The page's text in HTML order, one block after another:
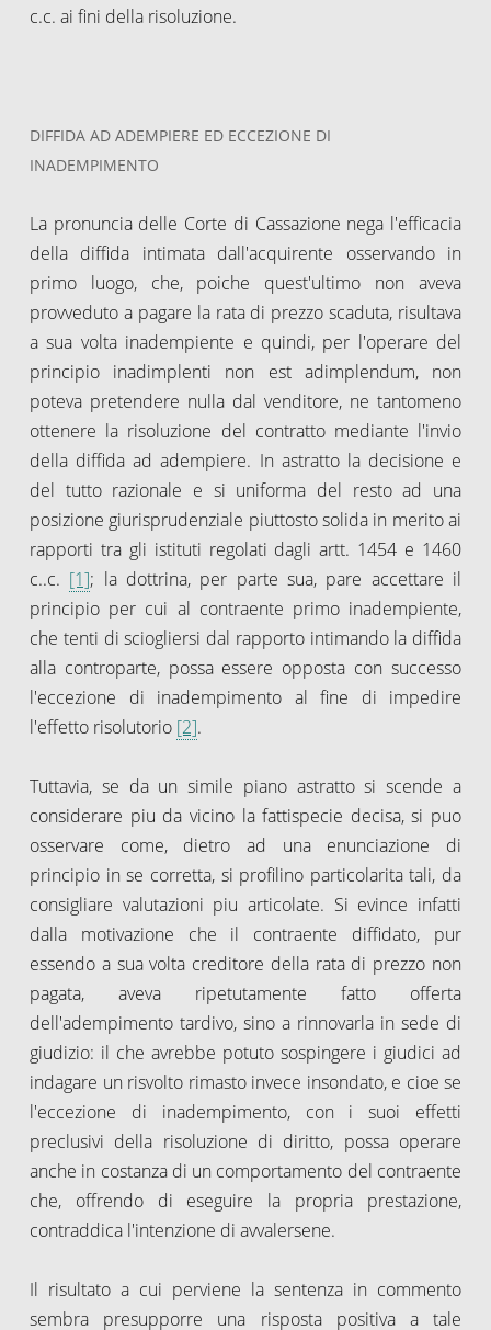
c.c. ai fini della risoluzione.
DIFFIDA AD ADEMPIERE ED ECCEZIONE DI
INADEMPIMENTO
La pronuncia delle Corte di Cassazione nega l'efficacia
della diffida intimata dall'acquirente osservando in
primo luogo, che, poiche quest'ultimo non aveva
provveduto a pagare la rata di prezzo scaduta, risultava
a sua volta inadempiente e quindi, per l'operare del
principio inadimplenti non est adimplendum, non
poteva pretendere nulla dal venditore, ne tantomeno
ottenere la risoluzione del contratto mediante l'invio
della diffida ad adempiere. In astratto la decisione e
del tutto razionale e si uniforma del resto ad una
posizione giurisprudenziale piuttosto solida in merito ai
rapporti tra gli istituti regolati dagli artt. 1454 e 1460
c..c. [1]; la dottrina, per parte sua, pare accettare il
principio per cui al contraente primo inadempiente,
che tenti di sciogliersi dal rapporto intimando la diffida
alla controparte, possa essere opposta con successo
l'eccezione di inadempimento al fine di impedire
l'effetto risolutorio [2].
Tuttavia, se da un simile piano astratto si scende a
considerare piu da vicino la fattispecie decisa, si puo
osservare come, dietro ad una enunciazione di
principio in se corretta, si profilino particolarita tali, da
consigliare valutazioni piu articolate. Si evince infatti
dalla motivazione che il contraente diffidato, pur
essendo a sua volta creditore della rata di prezzo non
pagata, aveva ripetutamente fatto offerta
dell'adempimento tardivo, sino a rinnovarla in sede di
giudizio: il che avrebbe potuto sospingere i giudici ad
indagare un risvolto rimasto invece insondato, e cioe se
l'eccezione di inadempimento, con i suoi effetti
preclusivi della risoluzione di diritto, possa operare
anche in costanza di un comportamento del contraente
che, offrendo di eseguire la propria prestazione,
contraddica l'intenzione di avvalersene.
Il risultato a cui perviene la sentenza in commento
sembra presupporre una risposta positiva a tale